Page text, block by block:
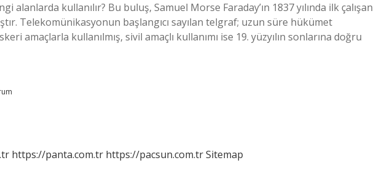
alanlarda kullanılır? Bu buluş, Samuel Morse Faraday’ın 1837 yılında ilk çalışan
Telekomünikasyonun başlangıcı sayılan telgraf; uzun süre hükümet
amaçlarla kullanılmış, sivil amaçlı kullanımı ise 19. yüzyılın sonlarına doğru
https://panta.com.tr https://pacsun.com.trSitemap